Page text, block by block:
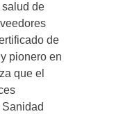
de
de
pionero en
que el